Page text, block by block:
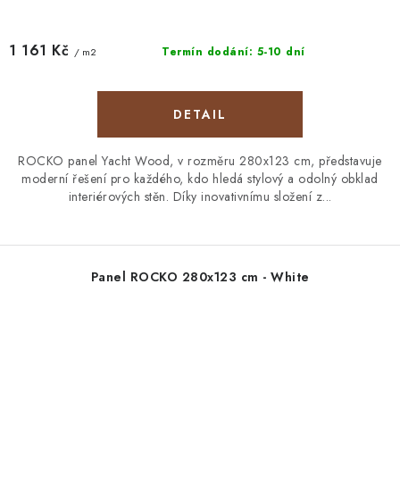
Termín dodání: 5-10 dní
1 161 Kč / m2
ROCKO panel Yacht Wood, v rozměru 280x123 cm, představuje
moderní řešení pro každého, kdo hledá stylový a odolný obklad
interiérových stěn. Díky inovativnímu složení z...
Panel ROCKO 280x123 cm - White